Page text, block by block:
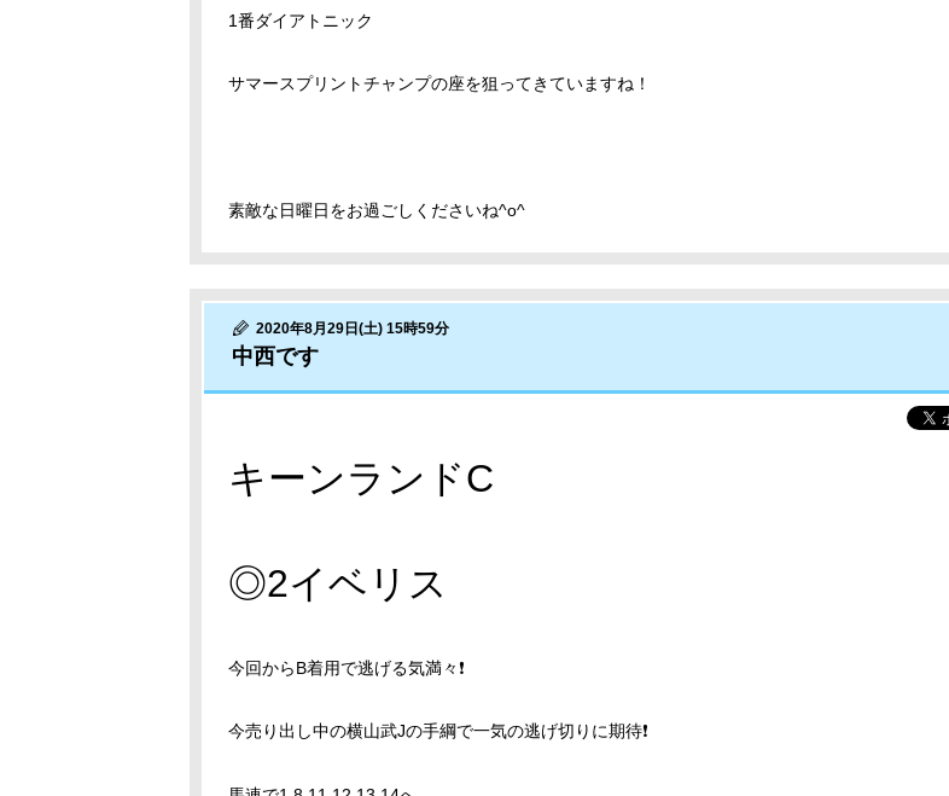
1番ダイアトニック
サマースプリントチャンプの座を狙ってきていますね！
素敵な日曜日をお過ごしくださいね^o^
2020年8月29日(土) 15時59分
中西です
キーンランドC
◎2イベリス
今回からB着用で逃げる気満々❗
今売り出し中の横山武Jの手綱で一気の逃げ切りに期待❗